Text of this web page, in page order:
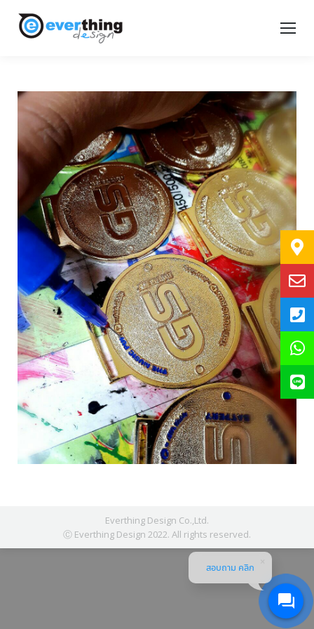
Everthing Design Co.,Ltd.
Ⓒ Everthing Design 2022. All rights reserved.
สอบถาม คลิก